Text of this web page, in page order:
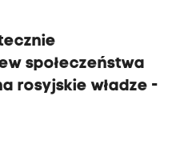
społeczeństwa
rosyjskie władze -